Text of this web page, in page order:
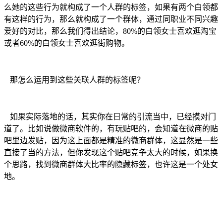
么她的这些行为就构成了一个人群的标签，如果有两个白领都
有这样的行为，那么就构成了一个群体，通过同职业不同兴趣
爱好的对比，那么我们得出结论，80%的白领女士喜欢逛淘宝
或者60%的白领女士喜欢逛街购物。
那怎么运用到这些关联人群的标签呢？
如果实际落地的话，其实你在日常的引流当中，已经摸对门
道了。比如说做微商软件的，有玩贴吧的，会知道在微商的贴
吧里边发贴，因为这上面都是精准的微商群体，这显然是一些
直接了当的方法，但你发现这个贴吧竞争太大的时候，如果换
个思路，找到微商群体大比率的隐藏标签，也许这是一个处女
地。